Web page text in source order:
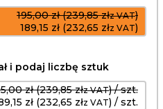
195,00 zł (239,85 złz VAT)
189,15 zł (232,65 złz VAT)
i podaj liczbę sztuk
zł (239,85 złz VAT) / szt.
zł (232,65 złz VAT) / szt.